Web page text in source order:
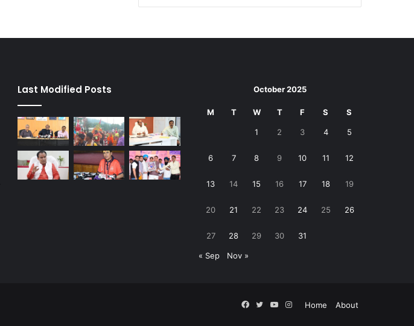
Last Modified Posts October 2025
M T W T F S S
1 2 3 4 5
6 7 8 9 10 11 12
13 14 15 16 17 18 19
20 21 22 23 24 25 26
27 28 29 30 31
« Sep Nov »
Home About
Facebook
TwitterYouTube
Instagram